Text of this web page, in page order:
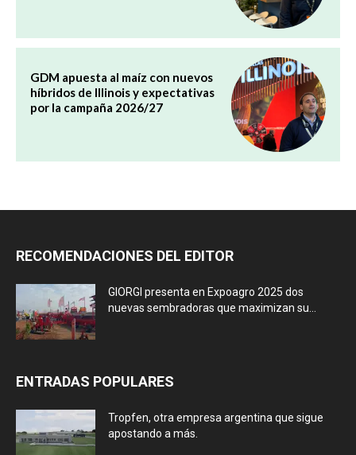
GDM apuesta al maíz con nuevos
híbridos de Illinois y expectativas
por la campaña 2026/27
RECOMENDACIONES DEL EDITOR
GIORGI presenta en Expoagro 2025 dos
nuevas sembradoras que maximizan su...
ENTRADAS POPULARES
Tropfen, otra empresa argentina que sigue
apostando a más.